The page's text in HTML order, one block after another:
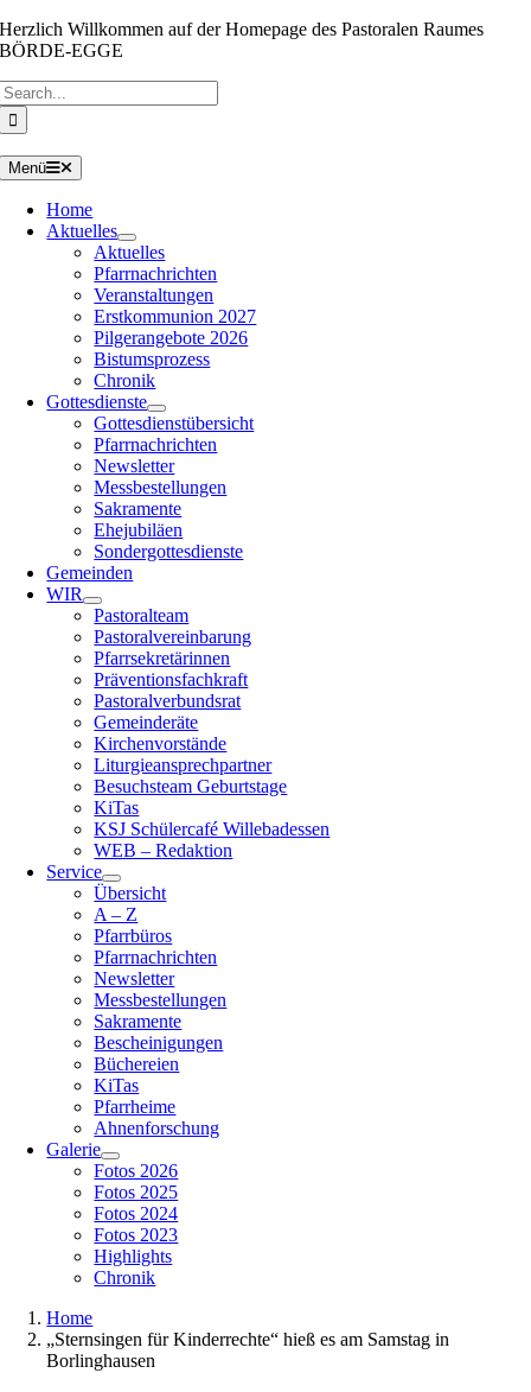
Zum
Inhalt
Herzlich Willkommen auf der Homepage des Pastoralen Raumes
BÖRDE-EGGE
Menü
Home
Aktuelles
Aktuelles
Pfarrnachrichten
Veranstaltungen
Erstkommunion 2027
Pilgerangebote 2026
Bistumsprozess
Chronik
Gottesdienste
Gottesdienstübersicht
Pfarrnachrichten
Newsletter
Messbestellungen
Sakramente
Ehejubiläen
Sondergottesdienste
Gemeinden
WIR
Pastoralteam
Pastoralvereinbarung
Pfarrsekretärinnen
Präventionsfachkraft
Pastoralverbundsrat
Gemeinderäte
Kirchenvorstände
Liturgieansprechpartner
Besuchsteam Geburtstage
KiTas
KSJ Schülercafé Willebadessen
WEB – Redaktion
Service
Übersicht
A – Z
Pfarrbüros
Pfarrnachrichten
Newsletter
Messbestellungen
Sakramente
Bescheinigungen
Büchereien
KiTas
Pfarrheime
Ahnenforschung
Galerie
Fotos 2026
Fotos 2025
Fotos 2024
Fotos 2023
Highlights
Chronik
Home
„Sternsingen für Kinderrechte“ hieß es am Samstag in
Borlinghausen